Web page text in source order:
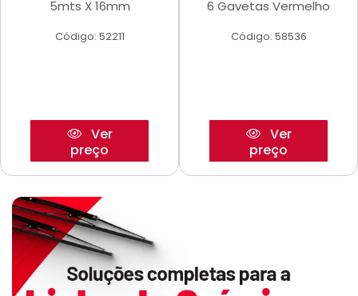
5mts X 16mm
Código: 52211
Ver
preço
6 Gavetas Vermelho
Código: 58536
Ver
preço